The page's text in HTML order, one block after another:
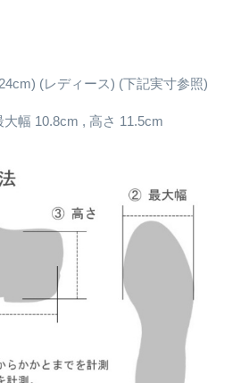
(レディース) (下記実寸参照)
幅 10.8cm , 高さ 11.5cm